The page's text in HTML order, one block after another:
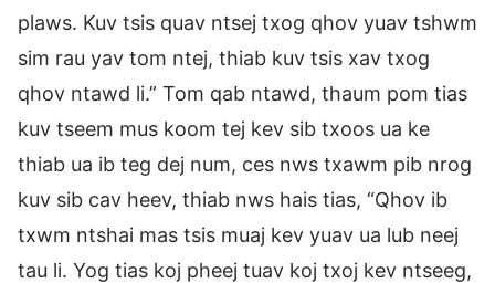
plaws. Kuv tsis quav ntsej txog qhov yuav tshwm
sim rau yav tom ntej, thiab kuv tsis xav txog
qhov ntawd li.” Tom qab ntawd, thaum pom tias
kuv tseem mus koom tej kev sib txoos ua ke
thiab ua ib teg dej num, ces nws txawm pib nrog
kuv sib cav heev, thiab nws hais tias, “Qhov ib
txwm ntshai mas tsis muaj kev yuav ua lub neej
tau li. Yog tias koj pheej tuav koj txoj kev ntseeg,